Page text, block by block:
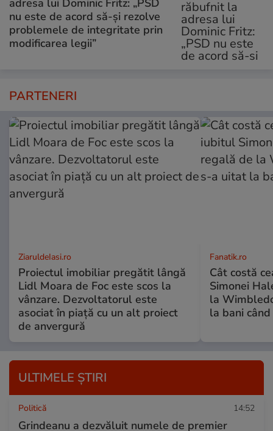
adresa lui Dominic Fritz: „PSD
nu este de acord să-și rezolve
problemele de integritate prin
modificarea legii”
PARTENERI
ZiaruldeIasi.ro
Proiectul imobiliar pregătit lângă
Lidl Moara de Foc este scos la
vânzare. Dezvoltatorul este
asociat în piață cu un alt proiect
de anvergură
Fanatik.ro
Cât costă
Simonei
la
la bani
ULTIMELE ȘTIRI
Politică 14:52
Grindeanu a dezvăluit numele de premier